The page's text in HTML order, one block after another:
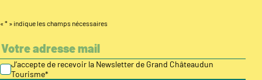
« * » indique les champs nécessaires
J’accepte de recevoir la Newsletter de Grand Châteaudun
Tourisme*